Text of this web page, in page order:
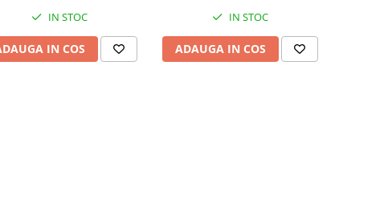
IN STOC
IN COS
IN STOC
ADAUGA IN COS